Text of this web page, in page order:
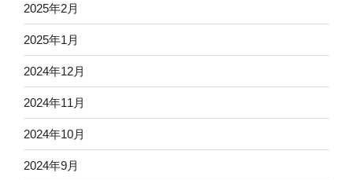
2025年2月
2025年1月
2024年12月
2024年11月
2024年10月
2024年9月